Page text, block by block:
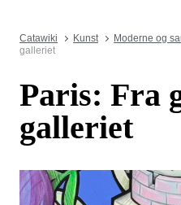
Catawiki Kunst Moderne og
galleriet
Paris: Fra
galleriet